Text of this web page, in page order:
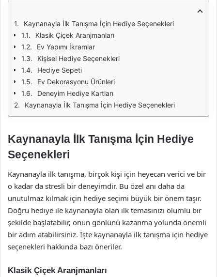
Kaynanayla İlk Tanışma İçin Hediye Seçenekleri
Klasik Çiçek Aranjmanları
Ev Yapımı İkramlar
Kişisel Hediye Seçenekleri
Hediye Sepeti
Ev Dekorasyonu Ürünleri
Deneyim Hediye Kartları
Kaynanayla İlk Tanışma İçin Hediye Seçenekleri
Kaynanayla İlk Tanışma İçin Hediye
Seçenekleri
Kaynanayla ilk tanışma, birçok kişi için heyecan verici ve bir
o kadar da stresli bir deneyimdir. Bu özel anı daha da
unutulmaz kılmak için hediye seçimi büyük bir önem taşır.
Doğru hediye ile kaynanayla olan ilk temasınızı olumlu bir
şekilde başlatabilir, onun gönlünü kazanma yolunda önemli
bir adım atabilirsiniz. İşte kaynanayla ilk tanışma için hediye
seçenekleri hakkında bazı öneriler.
Klasik Çiçek Aranjmanları